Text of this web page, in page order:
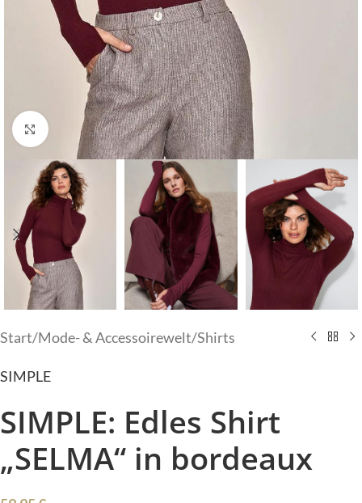
Klick zum Vergrößern
Start/Mode- & Accessoirewelt/Shirts
SIMPLE
SIMPLE: Edles Shirt
„SELMA“ in bordeaux